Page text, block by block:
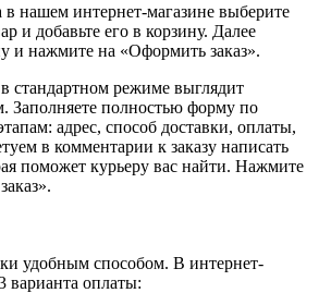
в нашем интернет-магазине выберите
и добавьте его в корзину. Далее
и нажмите на «Оформить заказ».
стандартном режиме выглядит
Заполняете полностью форму по
адрес, способ доставки, оплаты,
в комментарии к заказу написать
поможет курьеру вас найти. Нажмите
удобным способом. В интернет-
варианта оплаты: